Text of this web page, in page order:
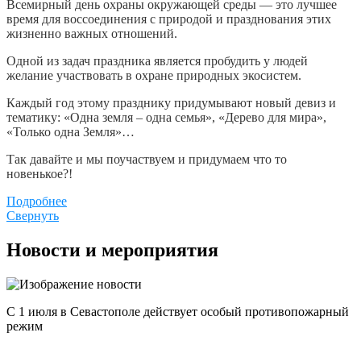
Всемирный день охраны окружающей среды — это лучшее
время для воссоединения с природой и празднования этих
жизненно важных отношений.
Одной из задач праздника является пробудить у людей
желание участвовать в охране природных экосистем.
Каждый год этому празднику придумывают новый девиз и
тематику: «Одна земля – одна семья», «Дерево для мира»,
«Только одна Земля»…
Так давайте и мы поучаствуем и придумаем что то
новенькое?!
Подробнее
Свернуть
Новости и мероприятия
С 1 июля в Севастополе действует особый противопожарный
режим